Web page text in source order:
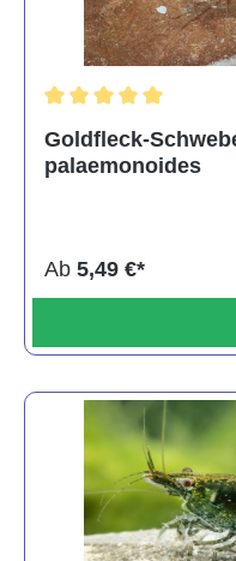
Goldfleck-
palaemonoides
Ab 5,49 €*